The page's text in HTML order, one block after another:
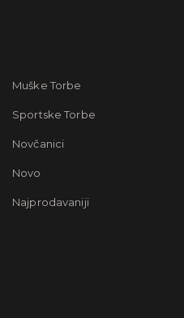
Muške Torbe
Sportske Torbe
Novčanici
Novo
Najprodavaniji